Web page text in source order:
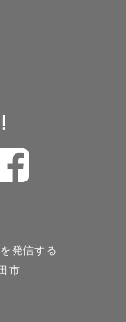
発信する
市